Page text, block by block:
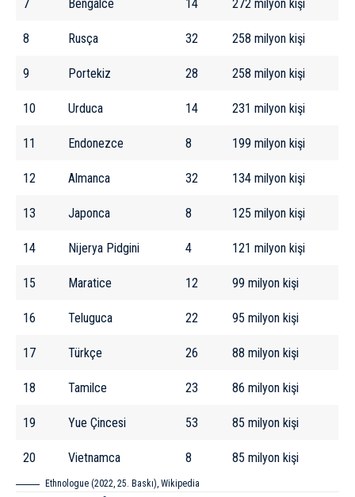
7 Bengalce 14 272 milyon kişi
8 Rusça 32 258 milyon kişi
9 Portekiz 28 258 milyon kişi
10 Urduca 14 231 milyon kişi
11 Endonezce 8 199 milyon kişi
12 Almanca 32 134 milyon kişi
13 Japonca 8 125 milyon kişi
14 Nijerya Pidgini 4 121 milyon kişi
15 Maratice 12 99 milyon kişi
16 Teluguca 22 95 milyon kişi
17 Türkçe 26 88 milyon kişi
18 Tamilce 23 86 milyon kişi
19 Yue Çincesi 53 85 milyon kişi
20 Vietnamca 8 85 milyon kişi
Ethnologue (2022, 25. Baskı), Wikipedia